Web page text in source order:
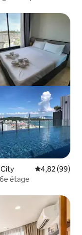
Évaluation
4,82 (99)
étage